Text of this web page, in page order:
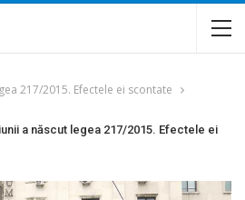
217/2015. Efectele ei scontate
a născut legea 217/2015. Efectele ei